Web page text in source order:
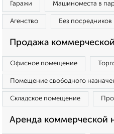
Гаражи Машиноместа в
Агенство Без посредников
Продажа
Офисное помещение
Помещение свободного
Складское помещение
Аренда коммерческой